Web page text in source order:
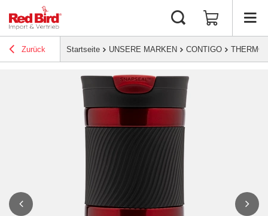
Zurück Startseite UNSERE MARKEN CONTIGO